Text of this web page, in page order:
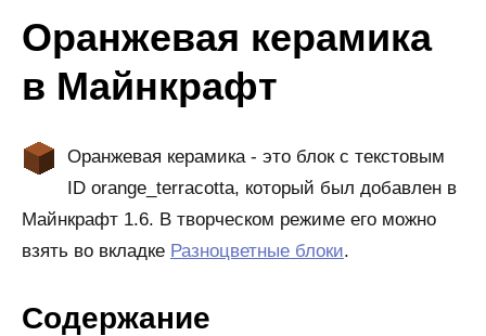
Оранжевая керамика
в Майнкрафт
Оранжевая керамика - это блок с текстовым
ID orange_terracotta, который был добавлен в
Майнкрафт 1.6. В творческом режиме его можно
взять во вкладке Разноцветные блоки.
Содержание